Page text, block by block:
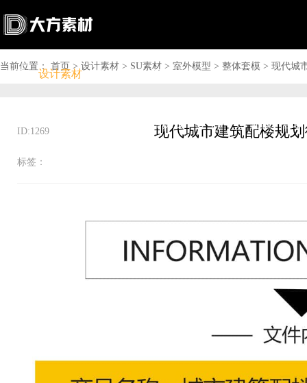
首页 设计素材 软件下载 问答资讯 商城
上传赚钱  VIP  充值 登录
当前位置：首页 >设计素材 > SU素材 > 室外模型 > 整体套模 > 现代城
ID:1269
标签：